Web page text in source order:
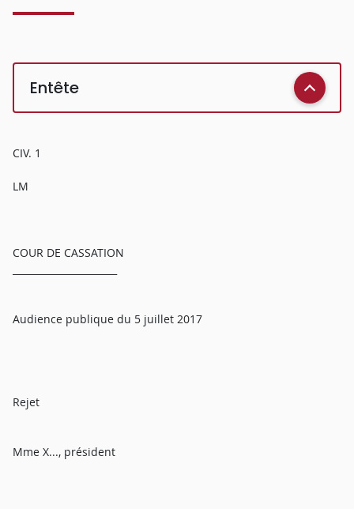
Entête
CIV. 1
LM
COUR DE CASSATION
Audience publique du 5 juillet 2017
Rejet
Mme X..., président